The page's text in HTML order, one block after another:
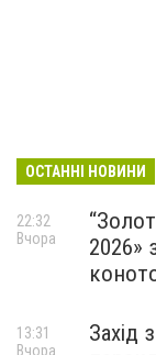
ОСТАННІ НОВИНИ
2026»
22:32
Вчора
Захід
13:31
Вчора